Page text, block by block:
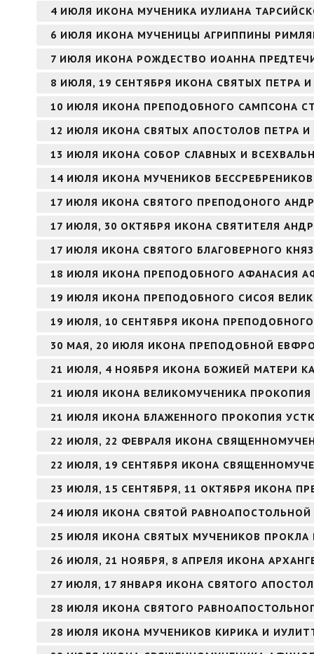
4 ИЮЛЯ ИКОНА МУЧЕНИКА ИУЛИАНА
6 ИЮЛЯ ИКОНА МУЧЕНИЦЫ АГРИППИНЫ
7 ИЮЛЯ ИКОНА РОЖДЕСТВО ИОАННА
8 ИЮЛЯ, 19 СЕНТЯБРЯ ИКОНА СВЯТЫХ ПЕТРА
10 ИЮЛЯ ИКОНА ПРЕПОДОБНОГО САМПСОНА
12 ИЮЛЯ ИКОНА СВЯТЫХ АПОСТОЛОВ ПЕТРА И
13 ИЮЛЯ ИКОНА СОБОР СЛАВНЫХ И
14 ИЮЛЯ ИКОНА МУЧЕНИКОВ
17 ИЮЛЯ ИКОНА СВЯТОГО ПРЕПОДОНОГО
17 ИЮЛЯ, 30 ОКТЯБРЯ ИКОНА СВЯТИТЕЛЯ
17 ИЮЛЯ ИКОНА СВЯТОГО БЛАГОВЕРНОГО
18 ИЮЛЯ ИКОНА ПРЕПОДОБНОГО АФАНАСИЯ
19 ИЮЛЯ ИКОНА ПРЕПОДОБНОГО СИСОЯ
19 ИЮЛЯ, 10 СЕНТЯБРЯ ИКОНА
30 МАЯ, 20 ИЮЛЯ ИКОНА ПРЕПОДОБНОЙ
21 ИЮЛЯ, 4 НОЯБРЯ ИКОНА БОЖИЕЙ МАТЕРИ
21 ИЮЛЯ ИКОНА ВЕЛИКОМУЧЕНИКА ПРОКОПИЯ
21 ИЮЛЯ ИКОНА БЛАЖЕННОГО ПРОКОПИЯ
22 ИЮЛЯ, 22 ФЕВРАЛЯ ИКОНА
22 ИЮЛЯ, 19 СЕНТЯБРЯ ИКОНА
23 ИЮЛЯ, 15 СЕНТЯБРЯ, 11 ОКТЯБРЯ ИКОНА
24 ИЮЛЯ ИКОНА СВЯТОЙ
25 ИЮЛЯ ИКОНА СВЯТЫХ МУЧЕНИКОВ ПРОКЛА
26 ИЮЛЯ, 21 НОЯБРЯ, 8 АПРЕЛЯ ИКОНА
27 ИЮЛЯ, 17 ЯНВАРЯ ИКОНА СВЯТОГО
28 ИЮЛЯ ИКОНА СВЯТОГО
28 ИЮЛЯ ИКОНА МУЧЕНИКОВ КИРИКА И